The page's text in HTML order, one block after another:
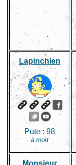
Lapinchien
Pute : 98
à mort